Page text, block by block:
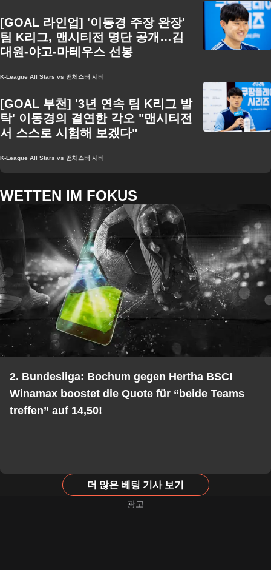
[GOAL 라인업] '이동경 주장 완장'
팀 K리그, 맨시티전 명단 공개…김
대원-야고-마테우스 선봉
K-League All Stars vs 맨체스터 시티
[GOAL 부천] '3년 연속 팀 K리그 발
탁' 이동경의 결연한 각오 "맨시티전
서 스스로 시험해 보겠다"
K-League All Stars vs 맨체스터 시티
WETTEN IM FOKUS
2. Bundesliga: Bochum gegen Hertha BSC!
Winamax boostet die Quote für “beide Teams
treffen” auf 14,50!
더 많은 베팅 기사 보기